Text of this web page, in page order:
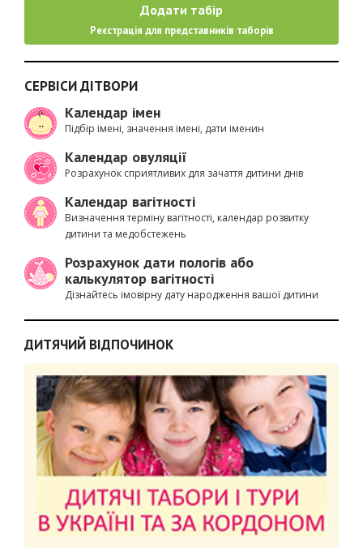
Додати табір
Реєстрація для представників таборів
СЕРВІСИ ДІТВОРИ
Календар імен
Підбір імені, значення імені, дати іменин
Календар овуляції
Розрахунок сприятливих для зачаття дитини днів
Календар вагітності
Визначення терміну вагітності, календар розвитку
дитини та медобстежень
Розрахунок дати пологів або
калькулятор вагітності
Дізнайтесь імовірну дату народження вашої дитини
ДИТЯЧИЙ ВІДПОЧИНОК